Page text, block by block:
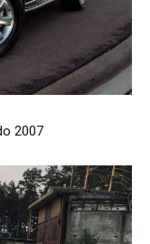
2007